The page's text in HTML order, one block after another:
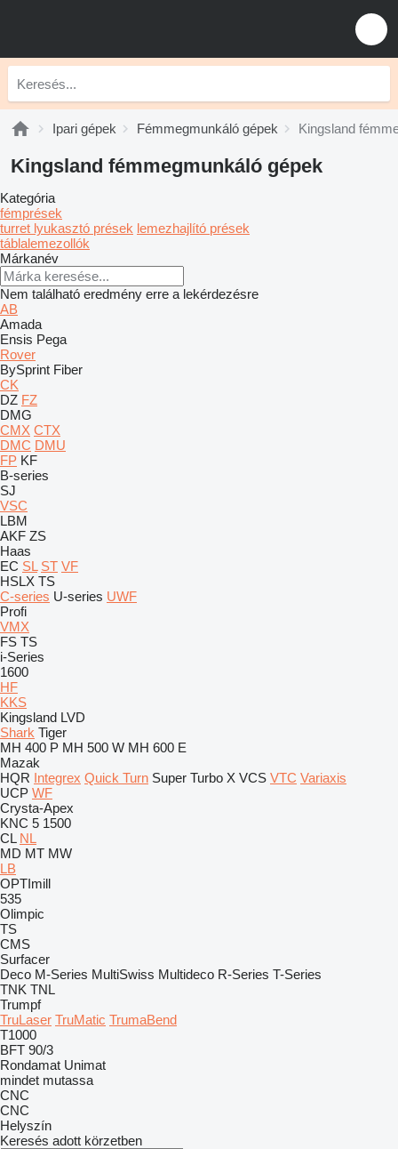
Ipari gépek Fémmegmunkáló gépek Kingsland
Kingsland fémmegmunkáló gépek
Kategória
fémprések
turret lyukasztó prések lemezhajlító prések
táblalemezollók
Márkanév
Nem található eredmény erre a lekérdezésre
AB
Amada
Ensis Pega
Rover
BySprint Fiber
CK
DZ FZ
DMG
CMX CTX
DMC DMU
FP KF
B-series
SJ
VSC
LBM
AKF ZS
Haas
EC SL ST VF
HSLX TS
C-series U-series UWF
Profi
VMX
FS TS
i-Series
1600
HF
KKS
Kingsland LVD
Shark Tiger
MH 400 P MH 500 W MH 600 E
Mazak
HQR Integrex Quick Turn Super Turbo X VCS VTC Variaxis
UCP WF
Crysta-Apex
KNC 5 1500
CL NL
MD MT MW
LB
OPTImill
535
Olimpic
TS
CMS
Surfacer
Deco M-Series MultiSwiss Multideco R-Series T-Series
TNK TNL
Trumpf
TruLaser TruMatic TrumaBend
T1000
BFT 90/3
Rondamat Unimat
mindet mutassa
CNC
CNC
Helyszín
Keresés adott körzetben